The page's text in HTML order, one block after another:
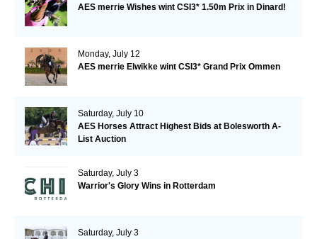
AES merrie Wishes wint CSI3* 1.50m Prix in Dinard!
Monday, July 12
AES merrie Elwikke wint CSI3* Grand Prix Ommen
Saturday, July 10
AES Horses Attract Highest Bids at Bolesworth A-
List Auction
Saturday, July 3
Warrior's Glory Wins in Rotterdam
Saturday, July 3